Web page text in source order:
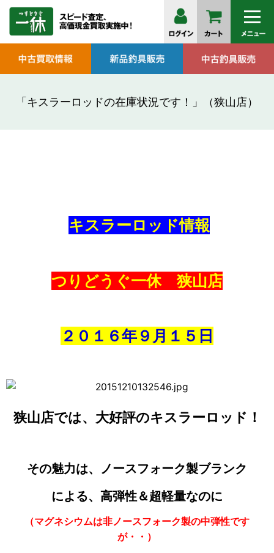
「キスラーロッドの在庫状況です！」（狭山店）
キスラーロッド情報
つりどうぐ一休 狭山店
２０１６年９月１５日
狭山店では、大好評のキスラーロッド！
その魅力は、ノースフォーク製ブランク
による、高弾性＆超軽量なのに
（マグネシウムは非ノースフォーク製の中弾性です
が・・）